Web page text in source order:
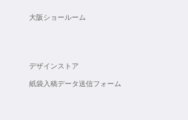
大阪ショールーム
デザインストア
紙袋入稿データ送信フォーム